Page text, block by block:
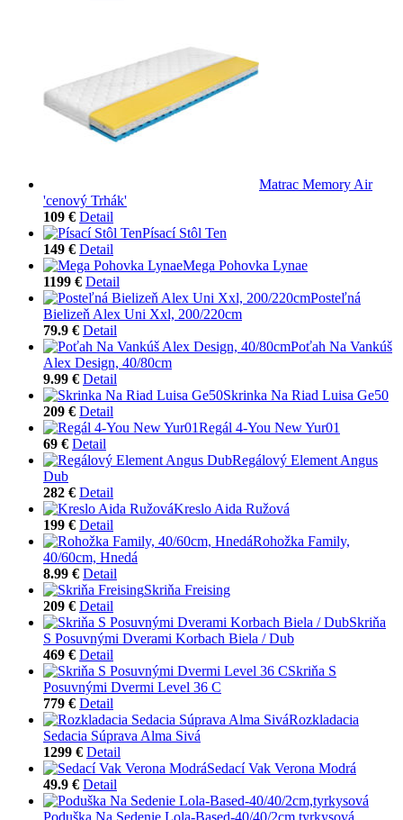
Matrac Memory Air
'cenový Trhák'
109 € Detail
Písací Stôl Ten
149 € Detail
Mega Pohovka Lynae
1199 € Detail
Posteľná
Bielizeň Alex Uni Xxl, 200/220cm
79.9 € Detail
Poťah Na Vankúš
Alex Design, 40/80cm
9.99 € Detail
Skrinka Na Riad Luisa Ge50
209 € Detail
Regál 4-You New Yur01
69 € Detail
Regálový Element Angus
Dub
282 € Detail
Kreslo Aida Ružová
199 € Detail
Rohožka Family,
40/60cm, Hnedá
8.99 € Detail
Skriňa Freising
209 € Detail
Skriňa
S Posuvnými Dverami Korbach Biela / Dub
469 € Detail
Skriňa S
Posuvnými Dvermi Level 36 C
779 € Detail
Rozkladacia
Sedacia Súprava Alma Sivá
1299 € Detail
Sedací Vak Verona Modrá
49.9 € Detail
Poduška Na Sedenie Lola-Based-40/40/2cm,tyrkysová